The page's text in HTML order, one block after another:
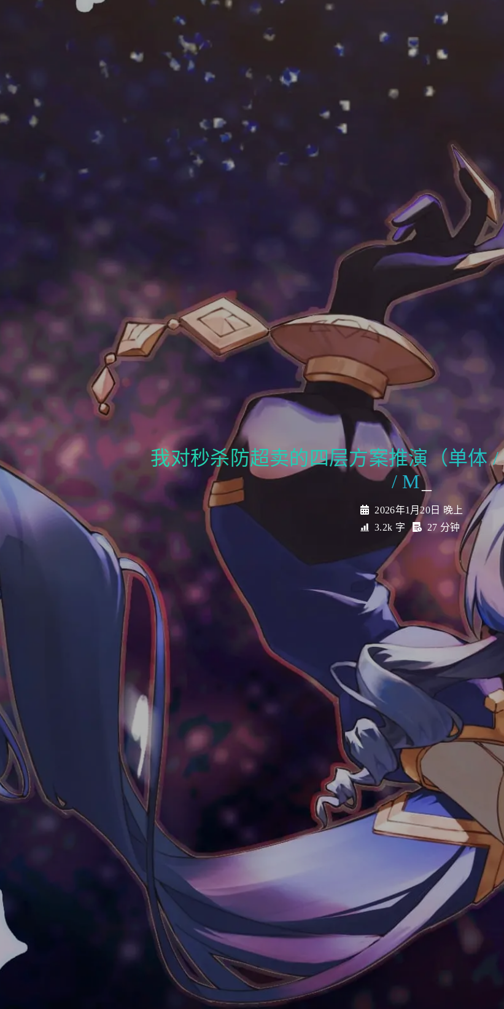
_
2026年1月20日 晚上
3.2k 字
27 分钟